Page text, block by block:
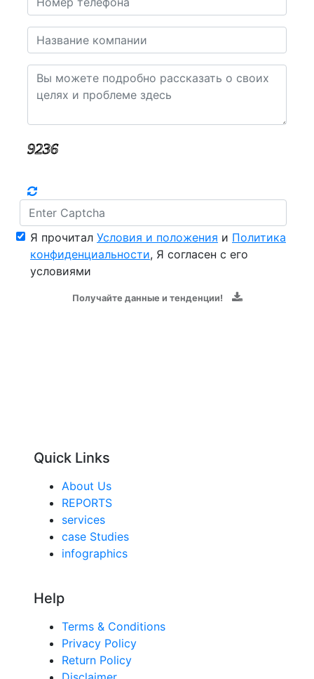
Я прочитал Условия и положения и Политика
конфиденциальности, Я согласен с его
условиями
Получайте данные и тенденции!
Quick Links
About Us
REPORTS
services
case Studies
infographics
Help
Terms & Conditions
Privacy Policy
Return Policy